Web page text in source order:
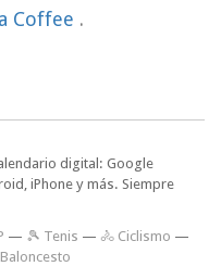
Coffee .
digital: Google
iPhone y más. Siempre
— 🎾 Tenis — 🚴 Ciclismo —